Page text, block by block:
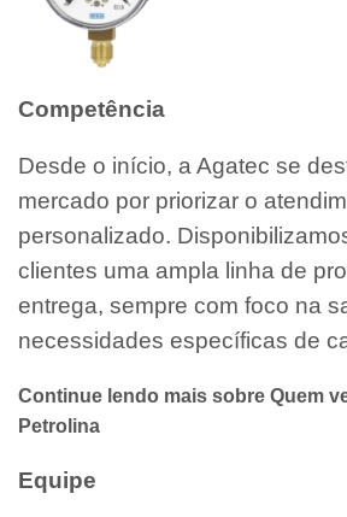
Competência
Desde o início, a Agatec se
mercado por priorizar o
personalizado.
clientes uma ampla linha de
entrega, sempre com foco na
necessidades específicas de
Continue lendo mais sobre Quem
Petrolina
Equipe